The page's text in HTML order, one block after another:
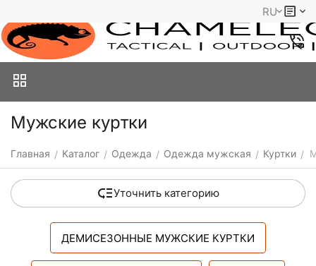
RU
Мужские куртки
Главная / Каталог / Одежда / Одежда мужская / Куртки /
Уточнить категорию
ДЕМИСЕЗОННЫЕ МУЖСКИЕ КУРТКИ